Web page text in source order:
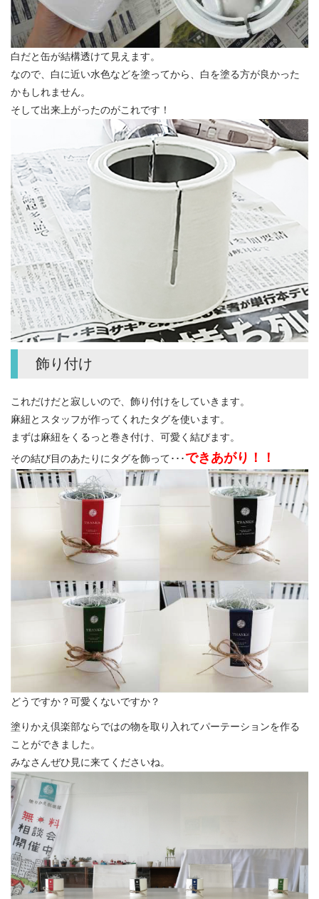
白だと缶が結構透けて見えます。
なので、白に近い水色などを塗ってから、白を塗る方が良かった
かもしれません。
そして出来上がったのがこれです！
飾り付け
これだけだと寂しいので、飾り付けをしていきます。
麻紐とスタッフが作ってくれたタグを使います。
まずは麻紐をくるっと巻き付け、可愛く結びます。
その結び目のあたりにタグを飾って･･･できあがり！！
どうですか？可愛くないですか？
塗りかえ倶楽部ならではの物を取り入れてパーテーションを作る
ことができました。
みなさんぜひ見に来てくださいね。